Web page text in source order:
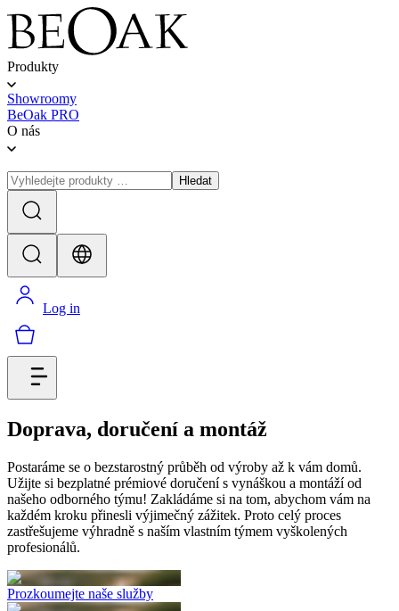
Produkty
Showroomy
BeOak PRO
O nás
Hledat
Log in
Doprava, doručení a montáž
Postaráme se o bezstarostný průběh od výroby až k vám domů.
Užijte si bezplatné prémiové doručení s vynáškou a montáží od
našeho odborného týmu! Zakládáme si na tom, abychom vám na
každém kroku přinesli výjimečný zážitek. Proto celý proces
zastřešujeme výhradně s naším vlastním týmem vyškolených
profesionálů.
Prozkoumejte naše služby